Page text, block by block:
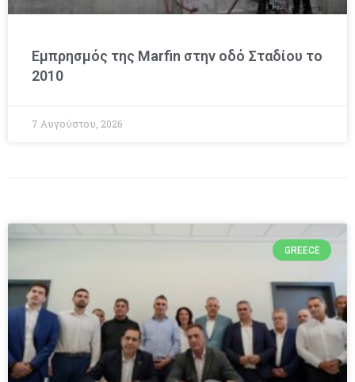
Εμπρησμός της Marfin στην οδό Σταδίου το
2010
7 Αυγούστου, 2026
GREECE